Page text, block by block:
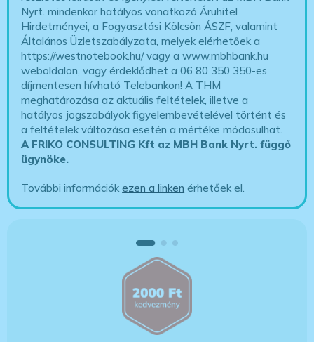
Nyrt. mindenkor hatályos vonatkozó Áruhitel
Hirdetményei, a Fogyasztási Kölcsön ÁSZF, valamint
Általános Üzletszabályzata, melyek elérhetőek a
https://westnotebook.hu/vagy a www.mbhbank.hu
weboldalon, vagy érdeklődhet a 06 80 350 350-es
díjmentesen hívható Telebankon! A THM
meghatározása az aktuális feltételek, illetve a
hatályos jogszabályok figyelembevételével történt és
a feltételek változása esetén a mértéke módosulhat.
A FRIKO CONSULTING Kft az MBH Bank Nyrt. függő
ügynöke.
További információkezen a linken érhetőek el.